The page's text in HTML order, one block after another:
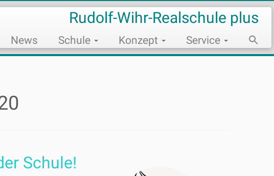
Rudolf-Wihr-Realschule plus
News Schule Konzept Service
for:
Search
Schule!